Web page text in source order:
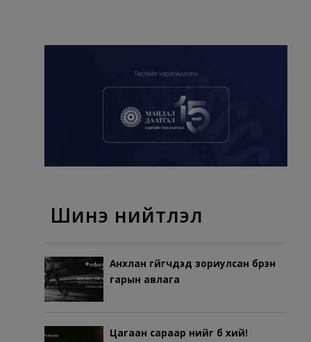
Шинэ нийтлэл
Анхлан гүйгчдэд зориулсан бүрэн
гарын авлага
Цагаан сараар үүнийг бүү хий!